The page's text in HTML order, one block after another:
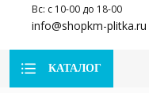
Вс: с 10-00 до 18-00
info@shopkm-plitka.ru
КАТАЛОГ